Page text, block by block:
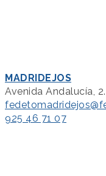
MADRIDEJOS
Avenida Andalucía, 2.
925 46 71 07